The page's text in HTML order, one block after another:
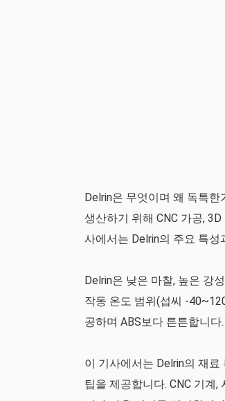
Delrin은 무엇이며 왜 독특
생산하기 위해 CNC 가공,
사에서는 Delrin의 주요 특
Delrin은 낮은 마찰, 높은 강
작동 온도 범위(섭씨 -
공하며 ABS보다 튼튼합니다.
이 기사에서는 Delrin의 재
팁을 제공합니다. CNC 기계